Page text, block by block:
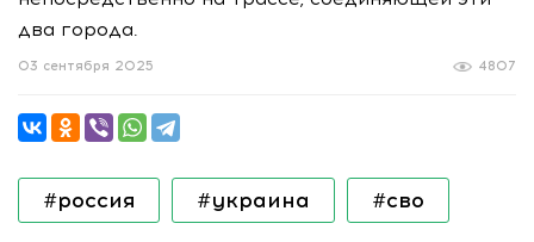
два города.
4807
03 сентября 2025
#россия #украина #сво